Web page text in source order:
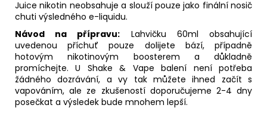
Juice nikotin neobsahuje a slouží pouze jako finální nosič
chuti výsledného e-liquidu.
Návod na přípravu: Lahvičku 60ml obsahující
uvedenou příchuť pouze dolijete bází, případně
hotovým nikotinovým boosterem a důkladně
promíchejte. U Shake & Vape balení není potřeba
žádného dozrávání, a vy tak můžete ihned začít s
vapováním, ale ze zkušeností doporučujeme 2-4 dny
posečkat a výsledek bude mnohem lepší.